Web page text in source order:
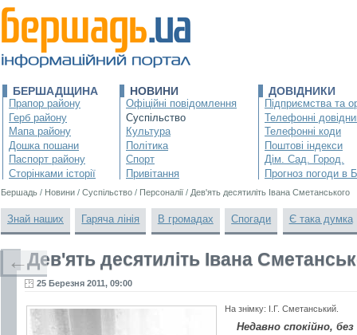
БЕРШАДЩИНА
Прапор району
Герб району
Мапа району
Дошка пошани
Паспорт району
Сторінками історії
НОВИНИ
Офіційні повідомлення
Суспільство
Культура
Політика
Спорт
Привітання
ДОВІДНИКИ
Підприємства та
Телефонні
Телефонні коди
Поштові індекси
Дім. Сад. Город.
Прогноз погоди в
Бершадь / Новини / Суспільство / Персоналії / Дев'ять десятиліть Івана Сметанського
Знай наших Гаряча лінія В громадах Спогади Є така думка
Дев'ять десятиліть Івана
25 Березня 2011, 09:00
На знімку: І.Г. Сметанський.
Недавно спокійно,
←